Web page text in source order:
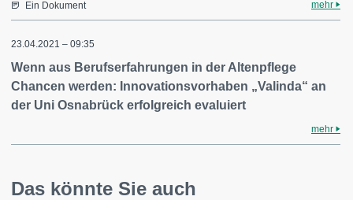
Ein Dokument mehr
23.04.2021 – 09:35
Wenn aus Berufserfahrungen in der Altenpflege
Chancen werden: Innovationsvorhaben „Valinda“ an
der Uni Osnabrück erfolgreich evaluiert
mehr
Das könnte Sie auch